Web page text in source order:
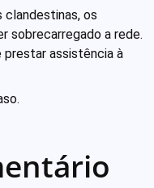
clandestinas, os
sobrecarregado a rede.
prestar assistência à